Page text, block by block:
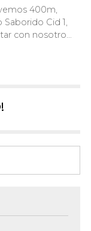
400m,
Saborido Cid 1,
con nosotros